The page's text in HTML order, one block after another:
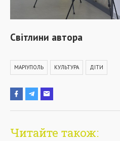
Світлини автора
МАРІУПОЛЬ КУЛЬТУРА ДІТИ
Читайте також: